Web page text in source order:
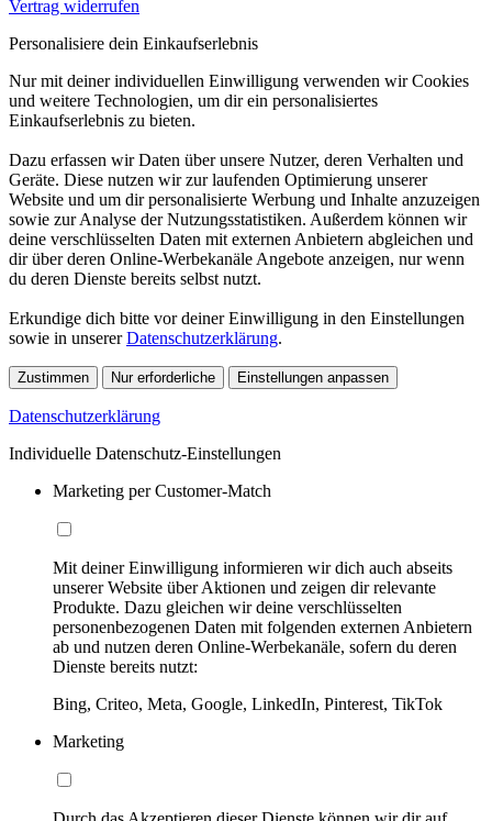
Vertrag widerrufen
Personalisiere dein Einkaufserlebnis
Nur mit deiner individuellen Einwilligung verwenden wir Cookies
und weitere Technologien, um dir ein personalisiertes
Einkaufserlebnis zu bieten.
Dazu erfassen wir Daten über unsere Nutzer, deren Verhalten und
Geräte. Diese nutzen wir zur laufenden Optimierung unserer
Website und um dir personalisierte Werbung und Inhalte anzuzeigen
sowie zur Analyse der Nutzungsstatistiken. Außerdem können wir
deine verschlüsselten Daten mit externen Anbietern abgleichen und
dir über deren Online-Werbekanäle Angebote anzeigen, nur wenn
du deren Dienste bereits selbst nutzt.
Erkundige dich bitte vor deiner Einwilligung in den Einstellungen
sowie in unsererDatenschutzerklärung.
Zustimmen Nur erforderliche Einstellungen anpassen
Datenschutzerklärung
Individuelle Datenschutz-Einstellungen
Marketing per Customer-Match
Mit deiner Einwilligung informieren wir dich auch abseits
unserer Website über Aktionen und zeigen dir relevante
Produkte. Dazu gleichen wir deine verschlüsselten
personenbezogenen Daten mit folgenden externen Anbietern
ab und nutzen deren Online-Werbekanäle, sofern du deren
Dienste bereits nutzt:
Bing, Criteo, Meta, Google, LinkedIn, Pinterest, TikTok
Marketing